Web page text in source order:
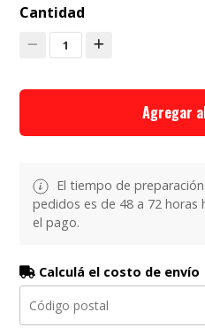
Cantidad
1
Agregar
El tiempo de
pedidos es de 48 a 72 horas
el pago.
Calculá el costo de envío